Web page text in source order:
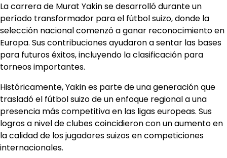
La carrera de Murat Yakin se desarrolló durante un
período transformador para el fútbol suizo, donde la
selección nacional comenzó a ganar reconocimiento en
Europa. Sus contribuciones ayudaron a sentar las bases
para futuros éxitos, incluyendo la clasificación para
torneos importantes.
Históricamente, Yakin es parte de una generación que
trasladó el fútbol suizo de un enfoque regional a una
presencia más competitiva en las ligas europeas. Sus
logros a nivel de clubes coincidieron con un aumento en
la calidad de los jugadores suizos en competiciones
internacionales.